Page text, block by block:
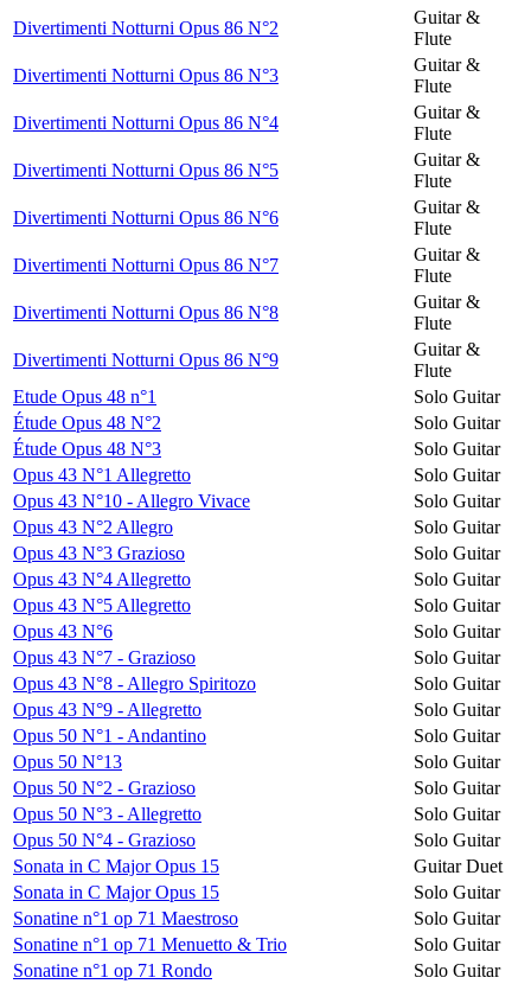
Divertimenti Notturni Opus 86 N°2
Guitar &
Flute
Divertimenti Notturni Opus 86 N°3
Guitar &
Flute
Divertimenti Notturni Opus 86 N°4
Guitar &
Flute
Divertimenti Notturni Opus 86 N°5
Guitar &
Flute
Divertimenti Notturni Opus 86 N°6
Guitar &
Flute
Divertimenti Notturni Opus 86 N°7
Guitar &
Flute
Divertimenti Notturni Opus 86 N°8
Guitar &
Flute
Divertimenti Notturni Opus 86 N°9
Guitar &
Flute
Etude Opus 48 n°1
Solo Guitar
Étude Opus 48 N°2
Solo Guitar
Étude Opus 48 N°3
Solo Guitar
Opus 43 N°1 Allegretto
Solo Guitar
Opus 43 N°10 - Allegro Vivace
Solo Guitar
Opus 43 N°2 Allegro
Solo Guitar
Opus 43 N°3 Grazioso
Solo Guitar
Opus 43 N°4 Allegretto
Solo Guitar
Opus 43 N°5 Allegretto
Solo Guitar
Opus 43 N°6
Solo Guitar
Opus 43 N°7 - Grazioso
Solo Guitar
Opus 43 N°8 - Allegro Spiritozo
Solo Guitar
Opus 43 N°9 - Allegretto
Solo Guitar
Opus 50 N°1 - Andantino
Solo Guitar
Opus 50 N°13
Solo Guitar
Opus 50 N°2 - Grazioso
Solo Guitar
Opus 50 N°3 - Allegretto
Solo Guitar
Opus 50 N°4 - Grazioso
Solo Guitar
Sonata in C Major Opus 15
Guitar Duet
Sonata in C Major Opus 15
Solo Guitar
Sonatine n°1 op 71 Maestroso
Solo Guitar
Sonatine n°1 op 71 Menuetto & Trio
Solo Guitar
Sonatine n°1 op 71 Rondo
Solo Guitar